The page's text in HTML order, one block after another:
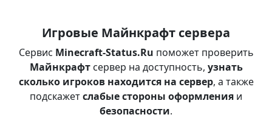
Игровые Майнкрафт сервера
Сервис Minecraft-Status.Ru поможет проверить
Майнкрафтсервер на доступность, узнать
сколько игроков находится на сервер, а также
подскажетслабые стороны оформления и
безопасности.